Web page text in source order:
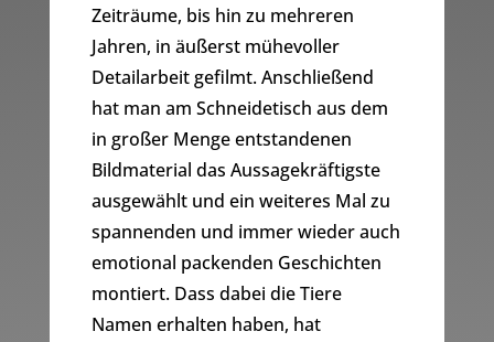
Zeiträume, bis hin zu mehreren
Jahren, in äußerst mühevoller
Detailarbeit gefilmt. Anschließend
hat man am Schneidetisch aus dem
in großer Menge entstandenen
Bildmaterial das Aussagekräftigste
ausgewählt und ein weiteres Mal zu
spannenden und immer wieder auch
emotional packenden Geschichten
montiert. Dass dabei die Tiere
Namen erhalten haben, hat